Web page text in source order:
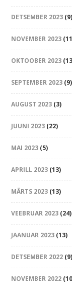
DETSEMBER 2023 (9)
NOVEMBER 2023
OKTOOBER 2023
SEPTEMBER 2023 (9)
AUGUST 2023 (3)
JUUNI 2023 (22)
MAI 2023 (5)
APRILL 2023 (13)
MÄRTS 2023 (13)
VEEBRUAR 2023 (24)
JAANUAR 2023 (13)
DETSEMBER 2022 (9)
NOVEMBER 2022